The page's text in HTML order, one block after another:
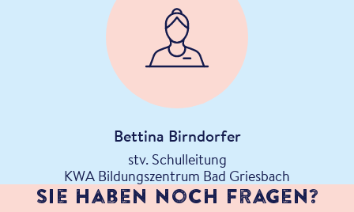
Bettina Birndorfer
stv. Schulleitung
KWA Bildungszentrum Bad Griesbach
Sie haben noch Fragen?